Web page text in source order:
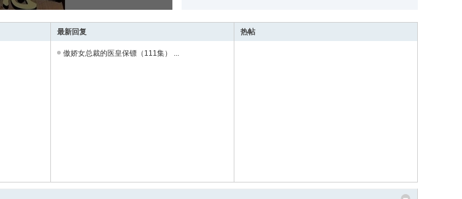
最新回复
傲娇女总裁的医皇保镖（111集） ...
热帖